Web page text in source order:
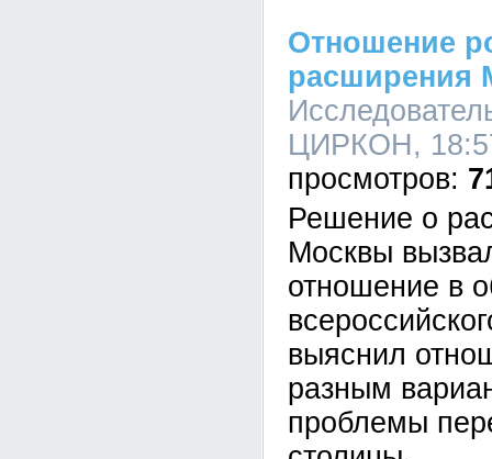
Отношение
расширения
ЦИРКОН,
Решение о
Москвы
отношение в
выяснил
разным
проблемы